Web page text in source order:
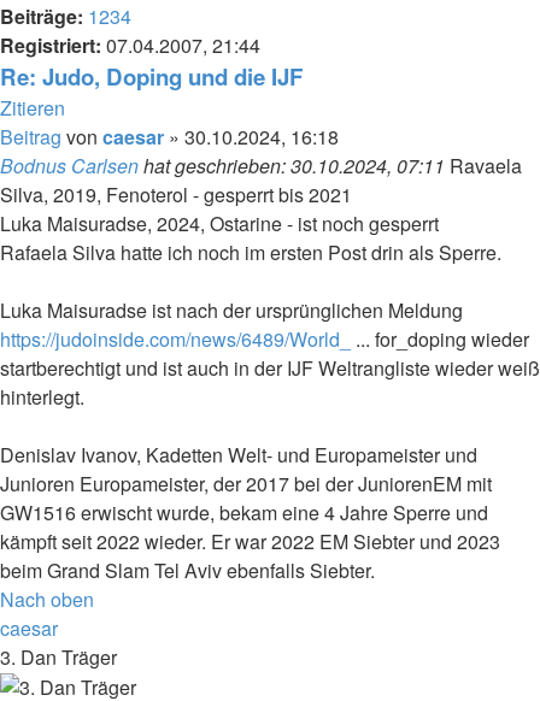
Beiträge: 1234
Registriert: 07.04.2007, 21:44
Re: Judo, Doping und die IJF
Zitieren
Beitrag von caesar » 30.10.2024, 16:18
Bodnus Carlsenhat geschrieben:30.10.2024, 07:11 Ravaela
Silva, 2019, Fenoterol - gesperrt bis 2021
Luka Maisuradse, 2024, Ostarine - ist noch gesperrt
Rafaela Silva hatte ich noch im ersten Post drin als Sperre.
Luka Maisuradse ist nach der ursprünglichen Meldung
https://judoinside.com/news/6489/World_
... for_doping wieder
startberechtigt und ist auch in der IJF Weltrangliste wieder weiß
hinterlegt.
Denislav Ivanov, Kadetten Welt- und Europameister und
Junioren Europameister, der 2017 bei der JuniorenEM mit
GW1516 erwischt wurde, bekam eine 4 Jahre Sperre und
kämpft seit 2022 wieder. Er war 2022 EM Siebter und 2023
beim Grand Slam Tel Aviv ebenfalls Siebter.
Nach oben
caesar
3. Dan Träger